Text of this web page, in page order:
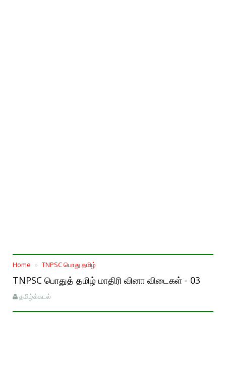
Home TNPSC பொது தமிழ்
TNPSC பொதுத் தமிழ் மாதிரி வினா விடைகள் - 03
தமிழ்க்கடல்